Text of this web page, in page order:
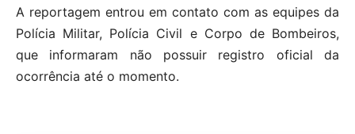
A reportagem entrou em contato com as equipes da
Polícia Militar, Polícia Civil e Corpo de Bombeiros,
que informaram não possuir registro oficial da
ocorrência até o momento.